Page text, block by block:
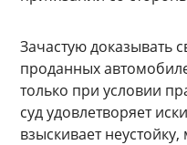
Зачастую доказывать
проданных
только при условии
суд удовлетворяет
взыскивает